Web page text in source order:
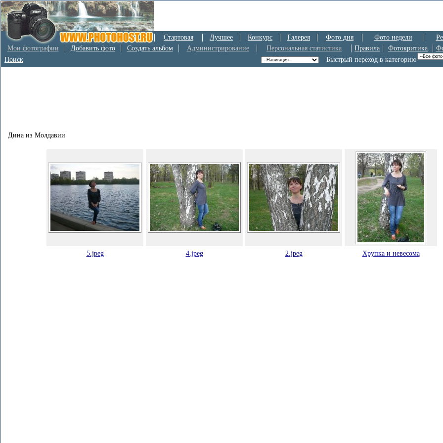
Стартовая Лучшее Конкурс Галерея Фото дня Фото недели
Мои фотографии
Добавить фото Создать альбом Администрирование Персональная статистика Правила Фотокритика
Поиск
Быстрый переход в категорию
Дина из Молдавии
5.jpeg 4.jpeg 2.jpeg Хрупка и невесома